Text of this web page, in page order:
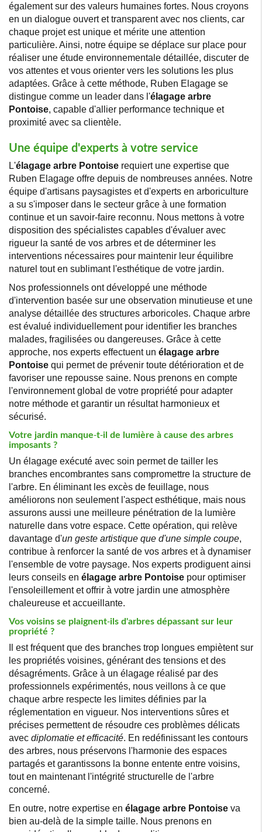
également sur des valeurs humaines fortes. Nous croyons
en un dialogue ouvert et transparent avec nos clients, car
chaque projet est unique et mérite une attention
particulière. Ainsi, notre équipe se déplace sur place pour
réaliser une étude environnementale détaillée, discuter de
vos attentes et vous orienter vers les solutions les plus
adaptées. Grâce à cette méthode, Ruben Elagage se
distingue comme un leader dans l'élagage arbre
Pontoise, capable d'allier performance technique et
proximité avec sa clientèle.
Une équipe d'experts à votre service
L'élagage arbre Pontoise requiert une expertise que
Ruben Elagage offre depuis de nombreuses années. Notre
équipe d'artisans paysagistes et d'experts en arboriculture
a su s'imposer dans le secteur grâce à une formation
continue et un savoir-faire reconnu. Nous mettons à votre
disposition des spécialistes capables d'évaluer avec
rigueur la santé de vos arbres et de déterminer les
interventions nécessaires pour maintenir leur équilibre
naturel tout en sublimant l'esthétique de votre jardin.
Nos professionnels ont développé une méthode
d'intervention basée sur une observation minutieuse et une
analyse détaillée des structures arboricoles. Chaque arbre
est évalué individuellement pour identifier les branches
malades, fragilisées ou dangereuses. Grâce à cette
approche, nos experts effectuent un élagage arbre
Pontoise qui permet de prévenir toute détérioration et de
favoriser une repousse saine. Nous prenons en compte
l'environnement global de votre propriété pour adapter
notre méthode et garantir un résultat harmonieux et
sécurisé.
Votre jardin manque-t-il de lumière à cause des arbres
imposants ?
Un élagage exécuté avec soin permet de tailler les
branches encombrantes sans compromettre la structure de
l'arbre. En éliminant les excès de feuillage, nous
améliorons non seulement l'aspect esthétique, mais nous
assurons aussi une meilleure pénétration de la lumière
naturelle dans votre espace. Cette opération, qui relève
davantage d'un geste artistique que d'une simple coupe,
contribue à renforcer la santé de vos arbres et à dynamiser
l'ensemble de votre paysage. Nos experts prodiguent ainsi
leurs conseils en élagage arbre Pontoise pour optimiser
l'ensoleillement et offrir à votre jardin une atmosphère
chaleureuse et accueillante.
Vos voisins se plaignent-ils d'arbres dépassant sur leur
propriété ?
Il est fréquent que des branches trop longues empiètent sur
les propriétés voisines, générant des tensions et des
désagréments. Grâce à un élagage réalisé par des
professionnels expérimentés, nous veillons à ce que
chaque arbre respecte les limites définies par la
réglementation en vigueur. Nos interventions sûres et
précises permettent de résoudre ces problèmes délicats
avec diplomatie et efficacité. En redéfinissant les contours
des arbres, nous préservons l'harmonie des espaces
partagés et garantissons la bonne entente entre voisins,
tout en maintenant l'intégrité structurelle de l'arbre
concerné.
En outre, notre expertise en élagage arbre Pontoise va
bien au-delà de la simple taille. Nous prenons en